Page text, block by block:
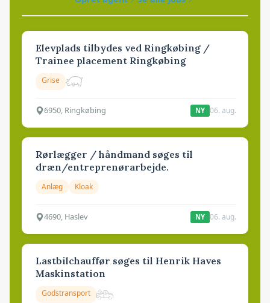
Elevplads tilbydes ved Ringkøbing /
Trainee placement Ringkøbing
Grise
6950, Ringkøbing NY 06. aug.
Rørlægger / håndmand søges til
dræn/entreprenørarbejde.
Anlæg Kloak
4690, Haslev NY 06. aug.
Lastbilchauffør søges til Henrik Haves
Maskinstation
Godstransport